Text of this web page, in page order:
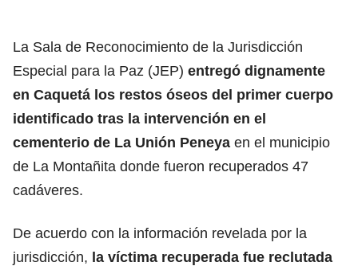
La Sala de Reconocimiento de la Jurisdicción
Especial para la Paz (JEP) entregó dignamente
en Caquetá los restos óseos del primer cuerpo
identificado tras la intervención en el
cementerio de La Unión Peneya en el municipio
de La Montañita donde fueron recuperados 47
cadáveres.
De acuerdo con la información revelada por la
jurisdicción, la víctima recuperada fue reclutada